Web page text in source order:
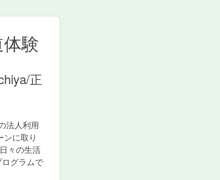
験
正
法人利用
に取り
々の生活
グラムで